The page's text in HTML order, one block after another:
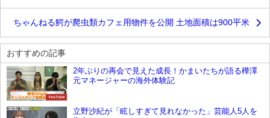
ちゃんねる鰐が爬虫類カフェ用物件を公開 土地面積は900平米
おすすめの記事
YouTube
2年ぶりの再会で見えた成長！かまいたちが語る樺澤
元マネージャーの海外体験記
立野沙紀が「眩しすぎて見れなかった」芸能人5人を